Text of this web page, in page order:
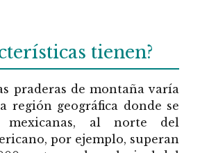
tienen?
praderas de montaña varía
región geográfica donde se
mexicanas, al norte del
por ejemplo, superan